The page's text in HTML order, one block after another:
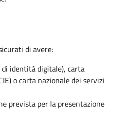
di avere:
di identità digitale), carta
o carta nazionale dei servizi
prevista per la presentazione